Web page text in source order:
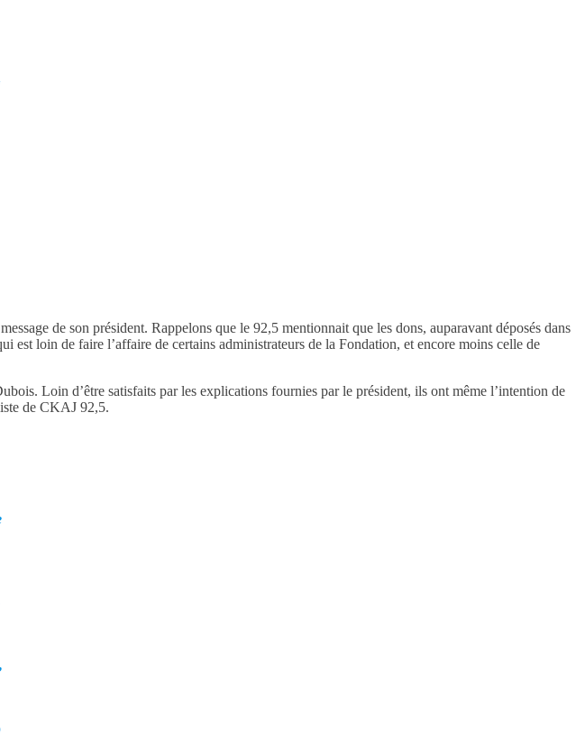
de son président. Rappelons que le 92,5 mentionnait que les dons, auparavant déposés dans
est loin de faire l’affaire de certains administrateurs de la Fondation, et encore moins celle de
Loin d’être satisfaits par les explications fournies par le président, ils ont même l’intention de
de CKAJ 92,5.